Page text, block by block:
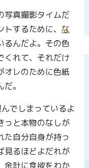
写真撮影タイムだ
するために、 な
るんだよ。その色
くれて、それだけ
オレのために色紙
。
でしまっているよ
っと本物のなしが
た自分自身が持っ
見るほどよだれが
余計に食欲をわか